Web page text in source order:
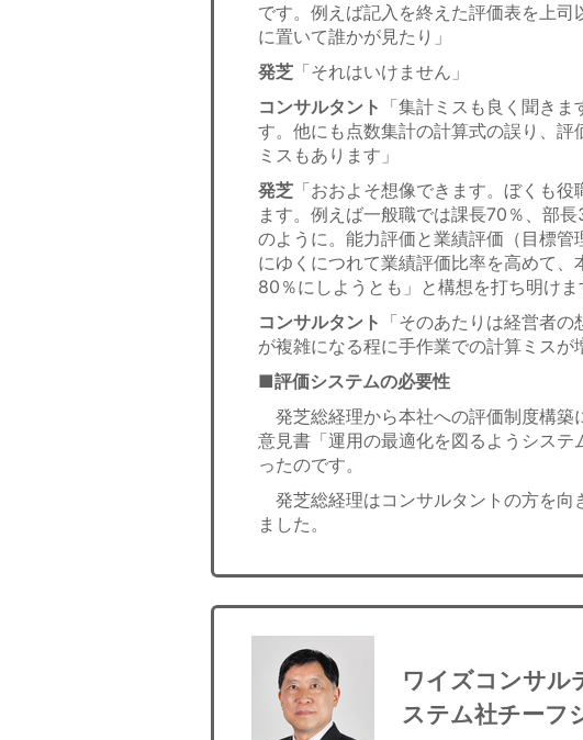
です。例えば記入を終えた評価表を上
に置いて誰かが見たり」
発芝 「それはいけません」
コンサルタント 「集計ミスも良く聞き
す。他にも点数集計の計算式の誤り、
ミスもあります」
発芝 「おおよそ想像できます。ぼくも
ます。例えば一般職では課長70％、部
のように。能力評価と業績評価（目標
にゆくにつれて業績評価比率を高めて
80％にしようとも」と構想を打ち明けま
コンサルタント 「そのあたりは経営者
が複雑になる程に手作業での計算ミスが
■評価システムの必要性
発芝総経理から本社への評価制度構築
意見書「運用の最適化を図るようシス
ったのです。
発芝総経理はコンサルタントの方を向
ました。
ワイズコンサル
ステム社チーフ